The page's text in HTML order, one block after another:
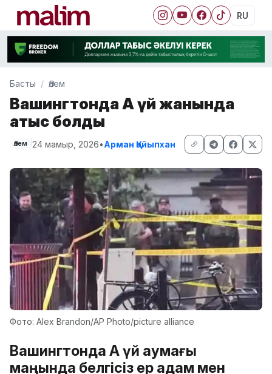
RU
Басты Әлем
Вашингтонда Ақ үй жанында
атыс болды
Әлем 24 мамыр, 2026•Арман Қайыпхан
Фото: Alex Brandon/AP Photo/picture alliance
Вашингтонда Ақ үй аумағы
маңында белгісіз ер адам мен